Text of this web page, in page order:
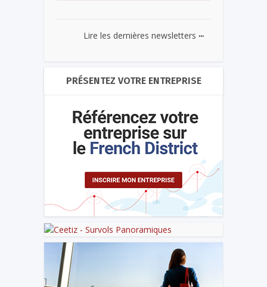
Lire les dernières newsletters ...
PRÉSENTEZ VOTRE ENTREPRISE